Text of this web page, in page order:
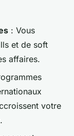
: Vous
et de soft
affaires.
votre